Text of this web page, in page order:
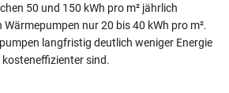
50 und 150 kWh pro m² jährlich
nur 20 bis 40 kWh pro m².
langfristig deutlich weniger Energie
sind.